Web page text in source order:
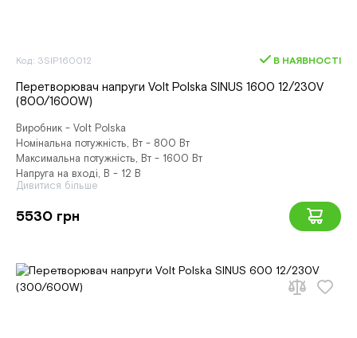
Код: 3SIP160012 В НАЯВНОСТІ
Перетворювач напруги Volt Polska SINUS 1600 12/230V
(800/1600W)
Виробник - Volt Polska
Номінальна потужність, Вт - 800 Вт
Максимальна потужність, Вт - 1600 Вт
Напруга на вході, В - 12 В
Дивитися більше
5530 грн